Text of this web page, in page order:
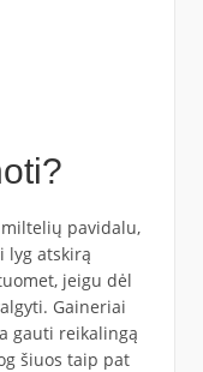
pavidalu,
lyg atskirą
jeigu dėl
Gaineriai
gauti reikalingą
šiuos taip pat